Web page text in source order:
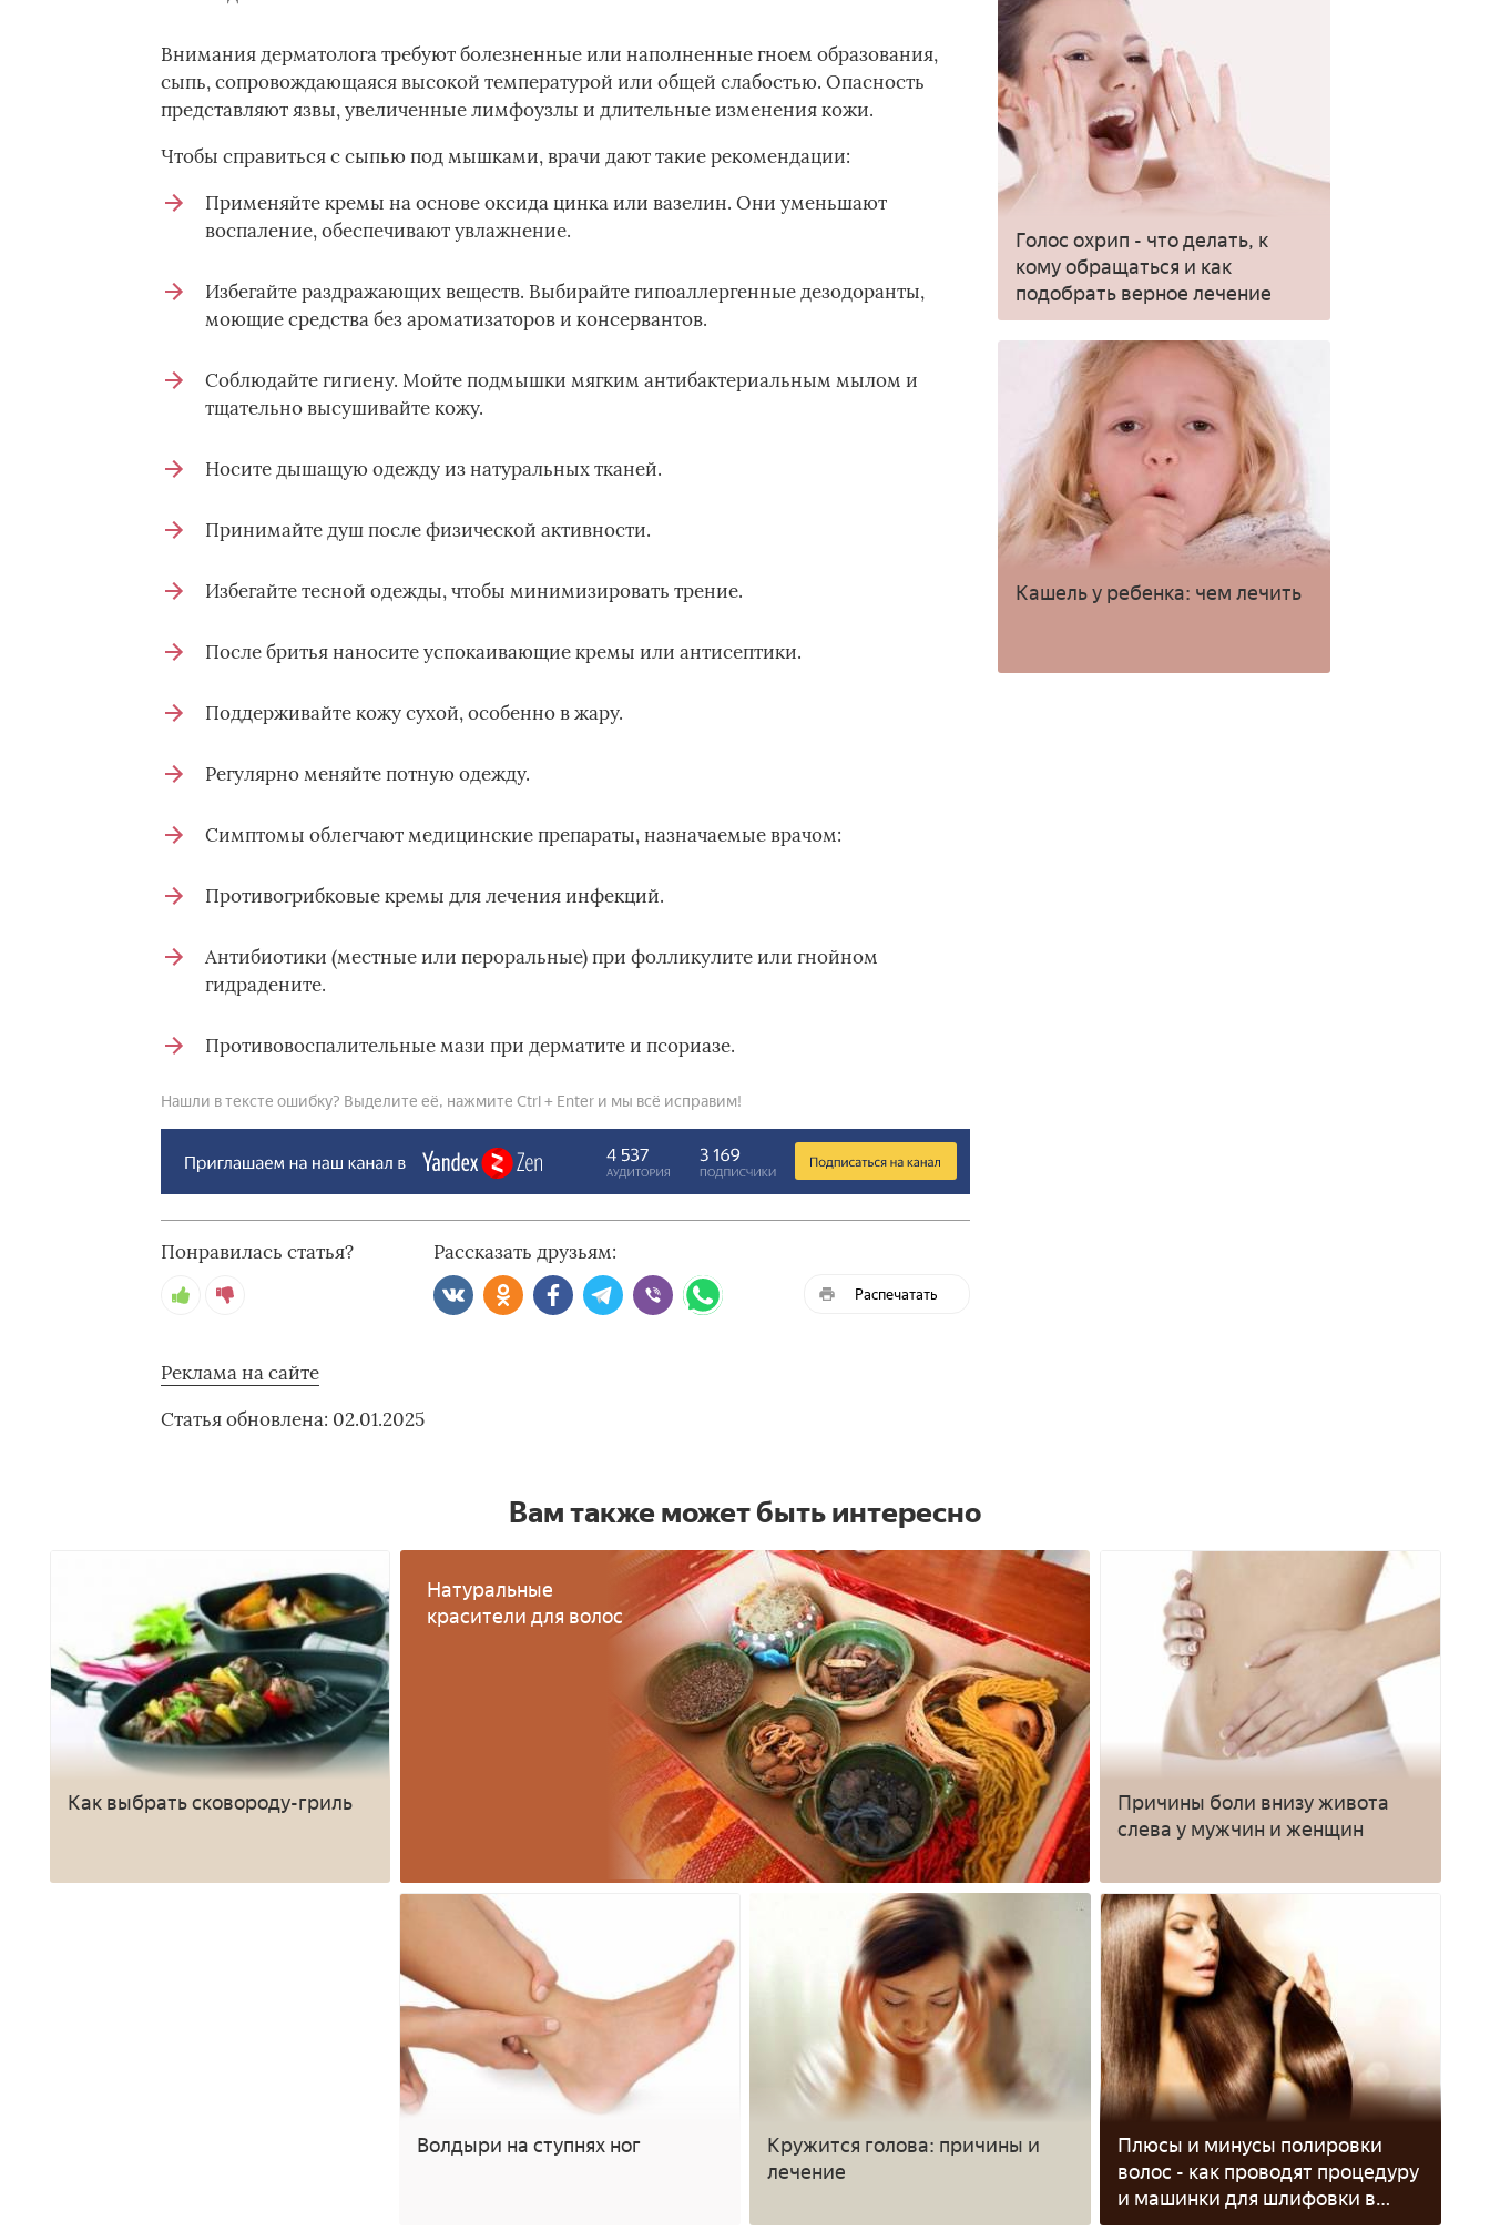
Внимания дерматолога требуют болезненные или наполненные гноем образования,
сыпь, сопровождающаяся высокой температурой или общей слабостью. Опасность
представляют язвы, увеличенные лимфоузлы и длительные изменения кожи.
Чтобы справиться с сыпью под мышками, врачи дают такие рекомендации:
Применяйте кремы на основе оксида цинка или вазелин. Они уменьшают
воспаление, обеспечивают увлажнение.
Избегайте раздражающих веществ. Выбирайте гипоаллергенные дезодоранты,
моющие средства без ароматизаторов и консервантов.
Соблюдайте гигиену. Мойте подмышки мягким антибактериальным мылом и
тщательно высушивайте кожу.
Носите дышащую одежду из натуральных тканей.
Принимайте душ после физической активности.
Избегайте тесной одежды, чтобы минимизировать трение.
После бритья наносите успокаивающие кремы или антисептики.
Поддерживайте кожу сухой, особенно в жару.
Регулярно меняйте потную одежду.
Симптомы облегчают медицинские препараты, назначаемые врачом:
Противогрибковые кремы для лечения инфекций.
Антибиотики (местные или пероральные) при фолликулите или гнойном
гидрадените.
Противовоспалительные мази при дерматите и псориазе.
Нашли в тексте ошибку? Выделите её, нажмите Ctrl + Enter и мы всё исправим!
Понравилась статья? Рассказать друзьям:
Распечатать
Реклама на сайте
Статья обновлена: 02.01.2025
Голос охрип - что делать, к
кому обращаться и как
подобрать верное лечение
Кашель у ребенка: чем лечить
Вам также может быть интересно
Как выбрать сковороду-гриль
Натуральные
красители для волос
Причины боли внизу живота
слева у мужчин и женщин
Волдыри на ступнях ног
Кружится голова: причины и
лечение
Плюсы и минусы полировки
волос - как проводят процедуру
и машинки для шлифовки в
домашних условиях